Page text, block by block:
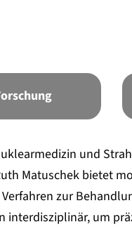
und
Matuschek bietet
zur
interdisziplinär, um